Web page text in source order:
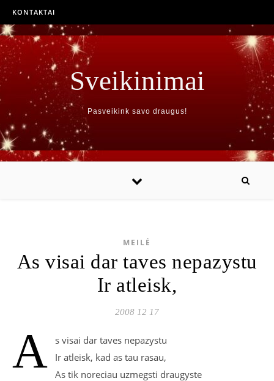
KONTAKTAI
Sveikinimai
Pasveikink savo draugus!
MEILĖ
As visai dar taves nepazystu
Ir atleisk,
2008 12 17
A s visai dar taves nepazystu
Ir atleisk, kad as tau rasau,
As tik noreciau uzmegsti draugyste